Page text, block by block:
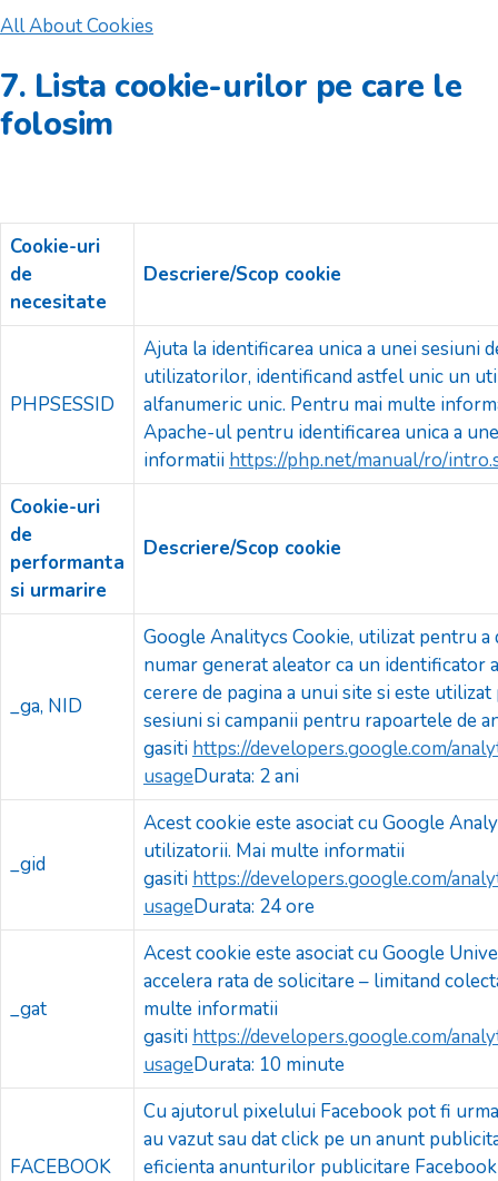
All About Cookies
7. Lista cookie-urilor pe care le
folosim
Cookie-uri
de
necesitate
Descriere/Scop cookie
PHPSESSID
Ajuta la identificarea unica a unei sesiuni
utilizatorilor, identificand astfel unic un
alfanumeric unic. Pentru mai multe
Apache-ul pentru identificarea unica a
informatii https://php.net/manual/ro/
Cookie-uri
de
performanta
si urmarire
Descriere/Scop cookie
_ga, NID
Google Analitycs Cookie, utilizat pentru
numar generat aleator ca un identificator
cerere de pagina a unui site si este
sesiuni si campanii pentru rapoartele de
gasiti https://developers.google.com/
usageDurata: 2 ani
_gid
Acest cookie este asociat cu Google
utilizatorii. Mai multe informatii
gasiti https://developers.google.com/
usageDurata: 24 ore
_gat
Acest cookie este asociat cu Google
accelera rata de solicitare – limitand
multe informatii
gasiti https://developers.google.com/
usageDurata: 10 minute
FACEBOOK
Cu ajutorul pixelului Facebook pot fi
au vazut sau dat click pe un anunt
eficienta anunturilor publicitare